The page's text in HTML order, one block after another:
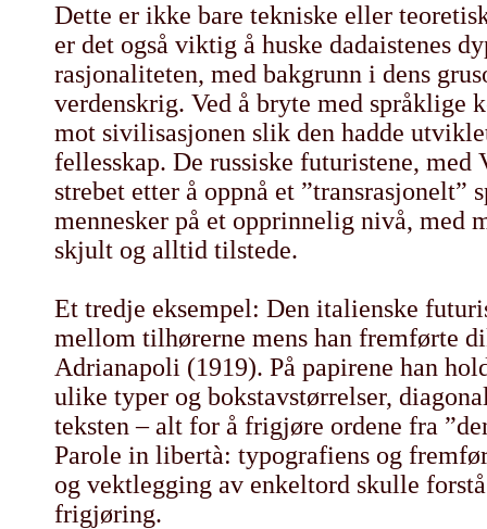
Dette er ikke bare tekniske eller
er det også viktig å huske dadaistenes
rasjonaliteten, med bakgrunn i dens
verdenskrig. Ved å bryte med språklige
mot sivilisasjonen slik den hadde
fellesskap. De russiske futuristene,
strebet etter å oppnå et
mennesker på et opprinnelig nivå, med
skjult og alltid tilstede.
Et tredje eksempel: Den italienske
mellom tilhørerne mens han fremførte
Adrianapoli (1919). På papirene han
ulike typer og bokstavstørrelser,
teksten – alt for å frigjøre ordene fra
Parole in libertà: typografiens og
og vektlegging av enkeltord skulle
frigjøring.